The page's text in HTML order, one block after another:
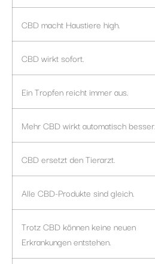
CBD macht Haustiere high.
CBD wirkt sofort.
Ein Tropfen reicht immer aus.
Mehr CBD wirkt automatisch besser.
CBD ersetzt den Tierarzt.
Alle CBD-Produkte sind gleich.
Trotz CBD können keine neuen
Erkrankungen entstehen.